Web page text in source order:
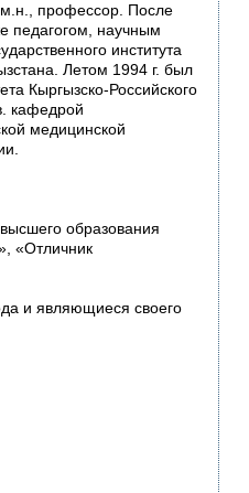
профессор. После
педагогом, научным
института
Летом 1994 г. был
Кыргызско-Российского
кафедрой
медицинской
образования
«Отличник
и являющиеся своего